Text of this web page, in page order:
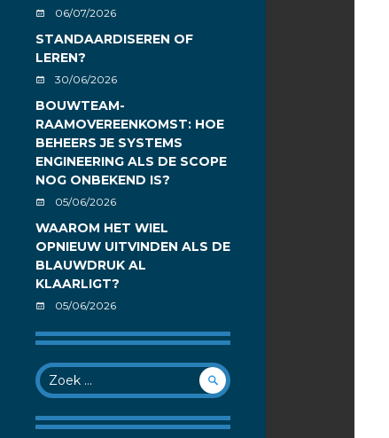
06/07/2026
STANDAARDISEREN OF
LEREN?
30/06/2026
BOUWTEAM-
RAAMOVEREENKOMST: HOE
BEHEERS JE SYSTEMS
ENGINEERING ALS DE SCOPE
NOG ONBEKEND IS?
05/06/2026
WAAROM HET WIEL
OPNIEUW UITVINDEN ALS DE
BLAUWDRUK AL
KLAARLIGT?
05/06/2026
Zoek
op: